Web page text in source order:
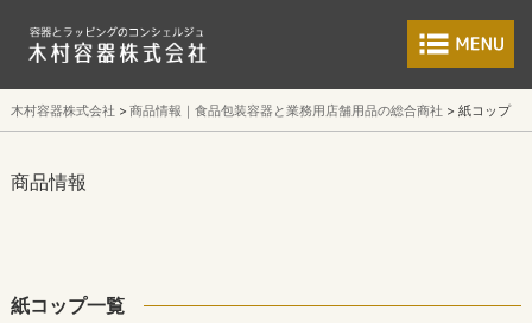
食品包装容器と
木村容器株式会社 商品情報｜食品包装容器と業務用店舗用品の総合商社 紙コップ
商品情報
紙コップ一覧